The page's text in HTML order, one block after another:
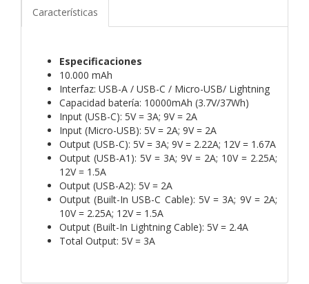
Características
Especificaciones
10.000 mAh
Interfaz: USB-A / USB-C / Micro-USB/ Lightning
Capacidad batería: 10000mAh (3.7V/37Wh)
Input (USB-C): 5V = 3A; 9V = 2A
Input (Micro-USB): 5V = 2A; 9V = 2A
Output (USB-C): 5V = 3A; 9V = 2.22A; 12V = 1.67A
Output (USB-A1): 5V = 3A; 9V = 2A; 10V = 2.25A;
12V = 1.5A
Output (USB-A2): 5V = 2A
Output (Built-In USB-C Cable): 5V = 3A; 9V = 2A;
10V = 2.25A; 12V = 1.5A
Output (Built-In Lightning Cable): 5V = 2.4A
Total Output: 5V = 3A